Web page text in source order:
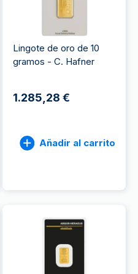
Lingote de oro de 10
gramos - C. Hafner
1.285,28 €
Añadir al carrito